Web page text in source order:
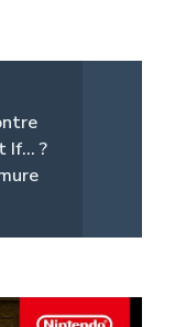
If... ?